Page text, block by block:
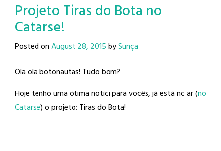
Projeto Tiras do Bota no
Catarse!
Posted onAugust 28, 2015bySunça
Ola ola botonautas! Tudo bom?
Hoje tenho uma ótima notíci para vocês, já está no ar (no
Catarse) o projeto: Tiras do Bota!